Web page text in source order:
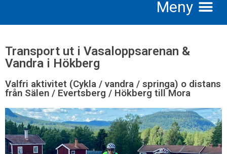
Transport ut i Vasaloppsarenan &
Vandra i Hökberg
Valfri aktivitet (Cykla / vandra / springa) o distans
från Sälen / Evertsberg / Hökberg till Mora